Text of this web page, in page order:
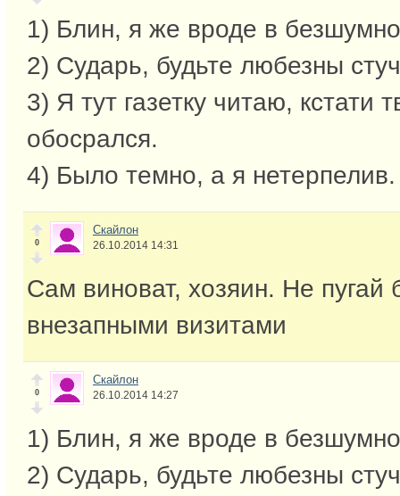
1) Блин, я же вроде в
2) Сударь, будьте любезны
3) Я тут газетку читаю, кстати
обосрался.
4) Было темно, а я нетерпелив.
0
Скайлон
26.10.2014 14:31
Сам виноват, хозяин. Не пугай
внезапными визитами
0
Скайлон
26.10.2014 14:27
1) Блин, я же вроде в
2) Сударь, будьте любезны